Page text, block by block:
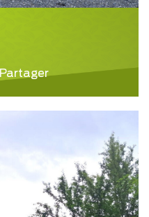
Partager